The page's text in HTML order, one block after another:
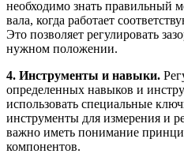
необходимо знать правильный
вала, когда работает
Это позволяет регулировать
нужном положении.
4. Инструменты и навыки.
определенных навыков и
использовать специальные
инструменты для измерения и
важно иметь понимание
компонентов.